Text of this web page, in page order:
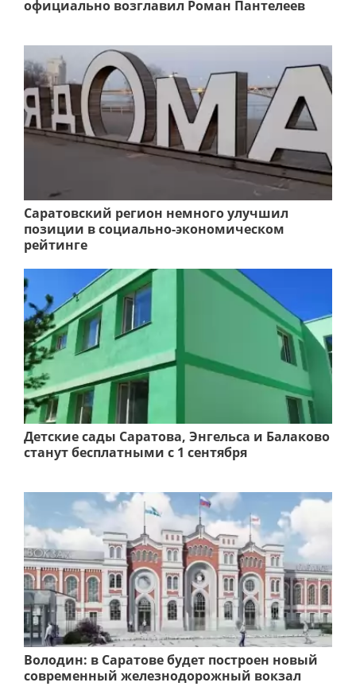
официально возглавил Роман Пантелеев
Саратовский регион немного улучшил
позиции в социально-экономическом
рейтинге
Детские сады Саратова, Энгельса и Балаково
станут бесплатными с 1 сентября
Володин: в Саратове будет построен новый
современный железнодорожный вокзал